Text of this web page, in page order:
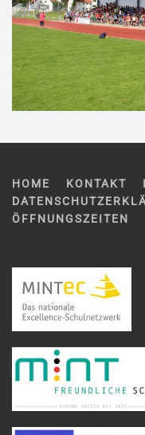
HOME KONTAKT
ÖFFNUNGSZEITEN